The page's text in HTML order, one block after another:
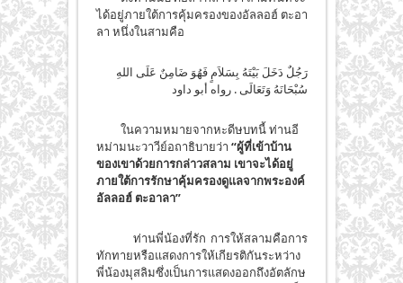
ได้อยู่ภายใต้การคุ้มครองของอัลลอฮ์ ตะอา
ลา หนึ่งในสามคือ
رَجُلٌ دَخَلَ بَيْتَهُ بِسَلاَمٍ فَهُوَ ضَامِنٌ عَلَى اللهِ
سُبْحَانَهُ وَتَعَالَى . رواه أبو داود
ในความหมายจากหะดีษบทนี้ ท่านอี
หม่ามนะวาวีย์อถาธิบายว่า “ผู้ที่เข้าบ้าน
ของเขาด้วยการกล่าวสลาม เขาจะได้อยู่
ภายใต้การรักษาคุ้มครองดูแลจากพระองค์
อัลลอฮ์ ตะอาลา”
ท่านพี่น้องที่รัก การให้สลามคือการ
ทักทายหรือแสดงการให้เกียรติกันระหว่าง
พี่น้องมุสลิมซึ่งเป็นการแสดงออกถึงอัตลักษ